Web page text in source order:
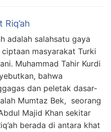
Riq’ah
adalah salahsatu gaya
masyarakat Turki
Muhammad Tahir Kurdi
bahwa
dan peletak dasar-
Mumtaz Bek, seorang
Majid Khan sekitar
berada di antara khat